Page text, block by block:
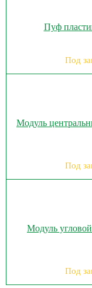
Пуф
Под
Модуль
Под
Модуль
Под